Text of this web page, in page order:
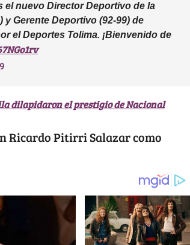
el nuevo Director Deportivo de la
Gerente Deportivo (92-99) de
el Deportes Tolima. ¡Bienvenido de
dilapidaron el prestigio de Nacional
Ricardo Pitirri Salazar como